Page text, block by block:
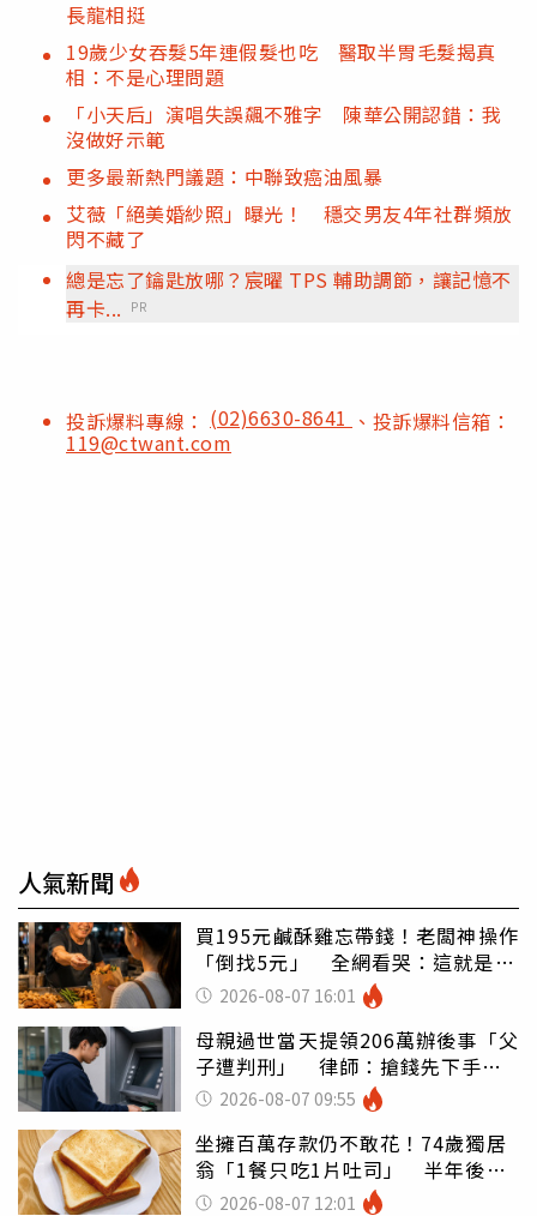
長龍相挺
19歲少女吞髮5年連假髮也吃 醫取半胃毛髮揭真
相：不是心理問題
「小天后」演唱失誤飆不雅字 陳華公開認錯：我
沒做好示範
更多最新熱門議題：中聯致癌油風暴
艾薇「絕美婚紗照」曝光！ 穩交男友4年社群頻放
閃不藏了
總是忘了鑰匙放哪？宸曜 TPS 輔助調節，讓記憶不
再卡...
PR
投訴爆料專線： (02)6630-8641 、投訴爆料信箱：
119@ctwant.com
人氣新聞
買195元鹹酥雞忘帶錢！老闆神操作
「倒找5元」 全網看哭：這就是台
灣 2026-08-07 16:01
母親過世當天提領206萬辦後事「父
子遭判刑」 律師：搶錢先下手是
罪 2026-08-07 09:55
坐擁百萬存款仍不敢花！74歲獨居
翁「1餐只吃1片吐司」 半年後暴
瘦嚇壞女兒
2026-08-07 12:01